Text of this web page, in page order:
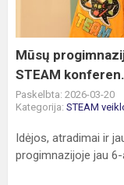
respublikinė
konferen...
Mūsų
STEAM
Paskelbta: 2026-03-20
Kategorija: STEAM
Idėjos, atradimai ir
progimnazijoje jau